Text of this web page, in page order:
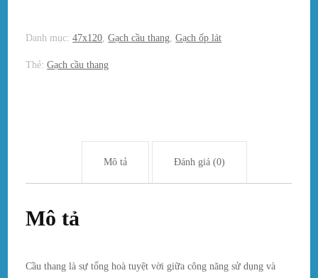
Danh mục:47x120 ,Gạch cầu thang ,Gạch ốp lát
Thẻ:Gạch cầu thang
Mô tả Đánh giá (0)
Mô tả
Cầu thang là sự tổng hoà tuyệt vời giữa công năng sử dụng và